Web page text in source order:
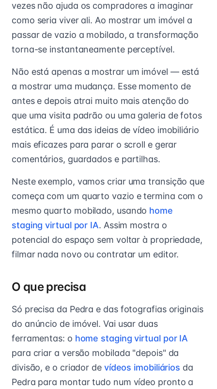
vezes não ajuda os compradores a imaginar
como seria viver ali. Ao mostrar um imóvel a
passar de vazio a mobilado, a transformação
torna-se instantaneamente perceptível.
Não está apenas a mostrar um imóvel — está
a mostrar uma mudança. Esse momento de
antes e depois atrai muito mais atenção do
que uma visita padrão ou uma galeria de fotos
estática. É uma das ideias de vídeo imobiliário
mais eficazes para parar o scroll e gerar
comentários, guardados e partilhas.
Neste exemplo, vamos criar uma transição que
começa com um quarto vazio e termina com o
mesmo quarto mobilado, usando home
staging virtual por IA. Assim mostra o
potencial do espaço sem voltar à propriedade,
filmar nada novo ou contratar um editor.
O que precisa
Só precisa da Pedra e das fotografias originais
do anúncio de imóvel. Vai usar duas
ferramentas: o home staging virtual por IA
para criar a versão mobilada "depois" da
divisão, e o criador de vídeos imobiliários da
Pedra para montar tudo num vídeo pronto a